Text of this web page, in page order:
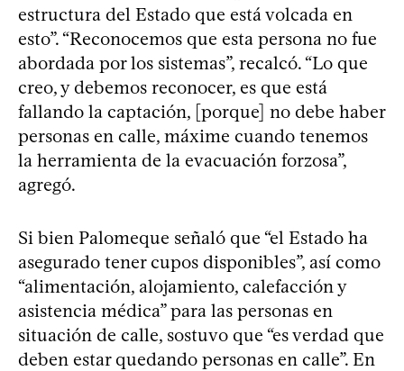
estructura del Estado que está volcada en
esto”. “Reconocemos que esta persona no fue
abordada por los sistemas”, recalcó. “Lo que
creo, y debemos reconocer, es que está
fallando la captación, [porque] no debe haber
personas en calle, máxime cuando tenemos
la herramienta de la evacuación forzosa”,
agregó.
Si bien Palomeque señaló que “el Estado ha
asegurado tener cupos disponibles”, así como
“alimentación, alojamiento, calefacción y
asistencia médica” para las personas en
situación de calle, sostuvo que “es verdad que
deben estar quedando personas en calle”. En